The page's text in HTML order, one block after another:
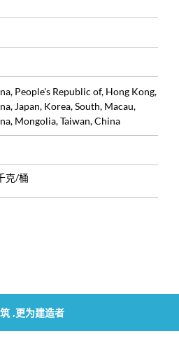
People's Republic of, Hong Kong,
Japan, Korea, South, Macau,
Mongolia, Taiwan, China
克/桶
,更为建造者